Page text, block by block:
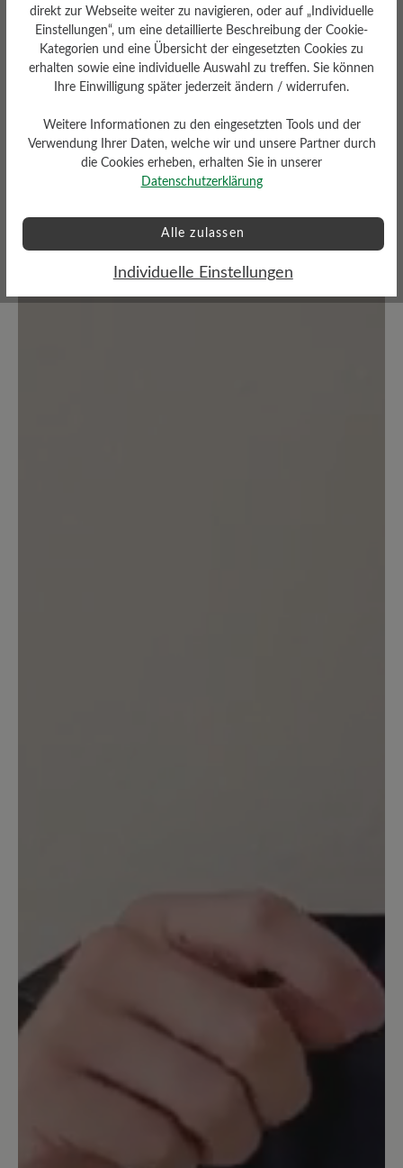
Durchschnittliche Bewertung
Bewerten Sie dieses Produkt!
Teilen Sie Ihre Erfahrungen mit anderen
Kunden.
Keine Bewertungen gefunden. Teilen Sie Ihre Erfahrungen
direkt zur Webseite weiter zu navigieren, oder auf „Individuelle
Einstellungen“, um eine detaillierte Beschreibung der Cookie-
Kategorien und eine Übersicht der eingesetzten Cookies zu
erhalten sowie eine individuelle Auswahl zu treffen. Sie können
Ihre Einwilligung später jederzeit ändern / widerrufen.
Weitere Informationen zu den eingesetzten Tools und der
Verwendung Ihrer Daten, welche wir und unsere Partner durch
die Cookies erheben, erhalten Sie in unserer
Datenschutzerklärung
Alle zulassen
Individuelle Einstellungen